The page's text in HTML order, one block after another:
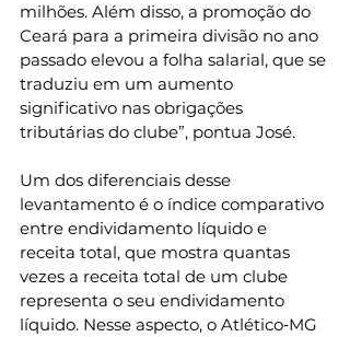
milhões. Além disso, a promoção do
Ceará para a primeira divisão no ano
passado elevou a folha salarial, que se
traduziu em um aumento
significativo nas obrigações
tributárias do clube”, pontua José.
Um dos diferenciais desse
levantamento é o índice comparativo
entre endividamento líquido e
receita total, que mostra quantas
vezes a receita total de um clube
representa o seu endividamento
líquido. Nesse aspecto, o Atlético‑MG